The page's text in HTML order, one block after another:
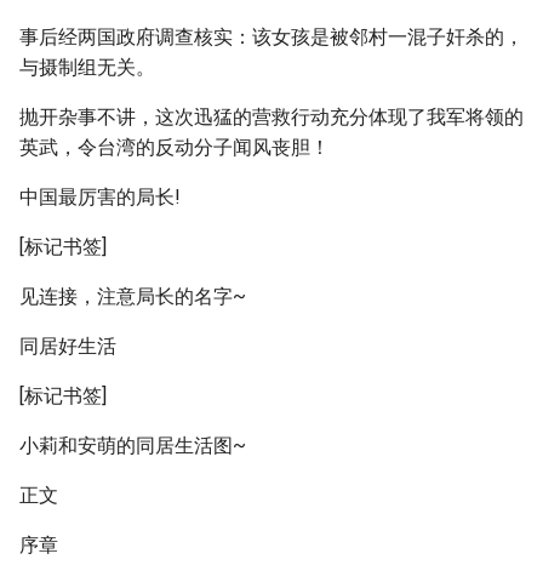
事后经两国政府调查核实：该女孩是被邻村一混子奸杀的，
与摄制组无关。
抛开杂事不讲，这次迅猛的营救行动充分体现了我军将领的
英武，令台湾的反动分子闻风丧胆！
中国最厉害的局长!
[标记书签]
见连接，注意局长的名字~
同居好生活
[标记书签]
小莉和安萌的同居生活图~
正文
序章